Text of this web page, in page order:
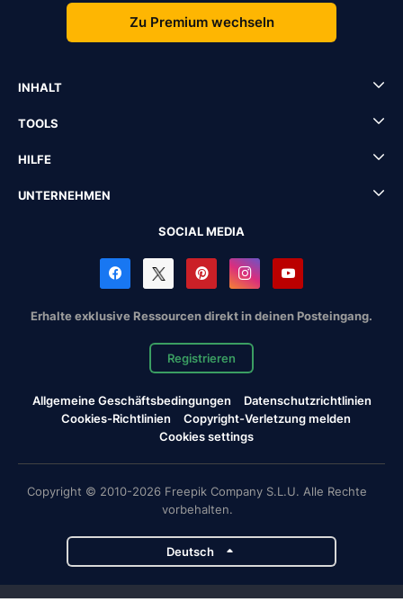
Zu Premium wechseln
INHALT
TOOLS
HILFE
UNTERNEHMEN
SOCIAL MEDIA
Erhalte exklusive Ressourcen direkt in deinen Posteingang.
Registrieren
Allgemeine Geschäftsbedingungen
Datenschutzrichtlinien
Cookies-Richtlinien
Copyright-Verletzung melden
Cookies settings
Copyright © 2010-2026 Freepik Company S.L.U. Alle Rechte
vorbehalten.
Deutsch